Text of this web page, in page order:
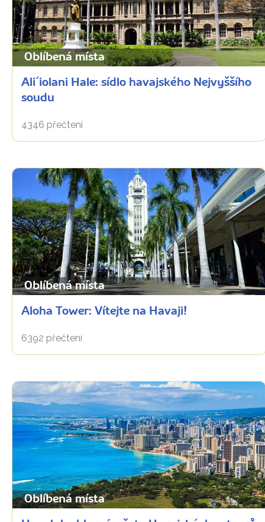
Oblíbená místa
Ali´iolani Hale: sídlo havajského Nejvyššího
soudu
4346 přečtení
Oblíbená místa
Aloha Tower: Vítejte na Havaji!
6392 přečtení
Oblíbená místa